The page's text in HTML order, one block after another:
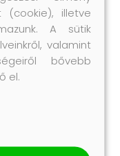
(cookie), illetve
A sütik
valamint
bővebb
el.